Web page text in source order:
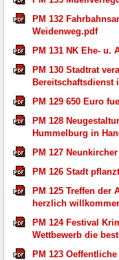
PM 132
Weidenweg.pdf
PM 131 NK Ehe- u.
PM 130 Stadtrat
Bereitschaftsdienst
PM 129 650 Euro
PM 128
Hummelburg in
PM 127
PM 126 Stadt
PM 125 Treffen der
herzlich
PM 124 Festival
Wettbewerb die
PM 123